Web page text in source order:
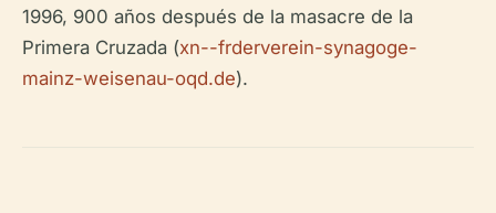
1996, 900 años después de la masacre de la
Primera Cruzada (xn--frderverein-synagoge-
mainz-weisenau-oqd.de).